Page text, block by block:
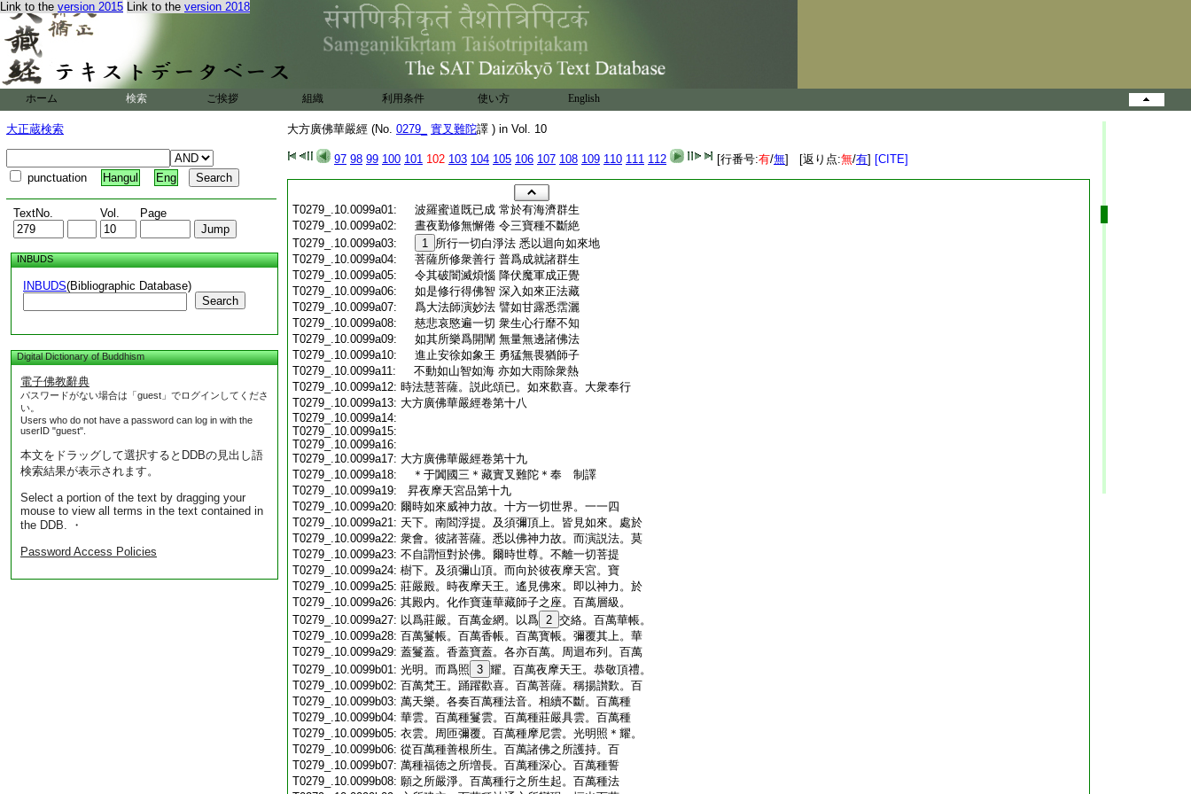
Link to the version 2015 Link to the version 2018
ホーム 検索 ご挨拶 組織 利用条件 使い方 English
大正蔵検索
punctuation Hangul Eng
TextNo. Vol. Page
INBUDS
INBUDS(Bibliographic Database)
Search
Digital Dictionary of Buddhism
電子佛教辭典
パスワードがない場合は「guest」でログインしてくださ
い。
Users who do not have a password can log in with the
userID "guest".
本文をドラッグして選択するとDDBの見出し語
検索結果が表示されます。
Select a portion of the text by dragging your
mouse to view all terms in the text contained in
the DDB. ・
Password Access Policies
大方廣佛華嚴經 (No. 0279_ 實叉難陀譯 ) in Vol. 10
97 98 99 100 101 102 103 104 105 106 107 108 109 110 111 112 [行番号:有/無] [返り点:無/有] [CITE]
T0279_.10.0099a01:
波羅蜜道既已成 常於有海濟群生
T0279_.10.0099a02:
晝夜勤修無懈倦 令三寶種不斷絶
T0279_.10.0099a03:
1 所行一切白淨法 悉以迴向如來地
T0279_.10.0099a04:
菩薩所修衆善行 普爲成就諸群生
T0279_.10.0099a05:
令其破闇滅煩惱 降伏魔軍成正覺
T0279_.10.0099a06:
如是修行得佛智 深入如來正法藏
T0279_.10.0099a07:
爲大法師演妙法 譬如甘露悉霑灑
T0279_.10.0099a08:
慈悲哀愍遍一切 衆生心行靡不知
T0279_.10.0099a09:
如其所樂爲開闡 無量無邊諸佛法
T0279_.10.0099a10:
進止安徐如象王 勇猛無畏猶師子
T0279_.10.0099a11:
不動如山智如海 亦如大雨除衆熱
T0279_.10.0099a12: 時法慧菩薩。説此頌已。如來歡喜。大衆奉行
T0279_.10.0099a13: 大方廣佛華嚴經卷第十八
T0279_.10.0099a14:
T0279_.10.0099a15:
T0279_.10.0099a16:
T0279_.10.0099a17: 大方廣佛華嚴經卷第十九
T0279_.10.0099a18:
＊于闐國三＊藏實叉難陀＊奉 制譯
T0279_.10.0099a19:
昇夜摩天宮品第十九
T0279_.10.0099a20: 爾時如來威神力故。十方一切世界。一一四
T0279_.10.0099a21: 天下。南閻浮提。及須彌頂上。皆見如來。處於
T0279_.10.0099a22: 衆會。彼諸菩薩。悉以佛神力故。而演説法。莫
T0279_.10.0099a23: 不自謂恒對於佛。爾時世尊。不離一切菩提
T0279_.10.0099a24: 樹下。及須彌山頂。而向於彼夜摩天宮。寶
T0279_.10.0099a25: 莊嚴殿。時夜摩天王。遙見佛來。即以神力。於
T0279_.10.0099a26: 其殿内。化作寶蓮華藏師子之座。百萬層級。
T0279_.10.0099a27: 以爲莊嚴。百萬金網。以爲 2 交絡。百萬華帳。
T0279_.10.0099a28: 百萬鬘帳。百萬香帳。百萬寳帳。彌覆其上。華
T0279_.10.0099a29: 蓋鬘蓋。香蓋寶蓋。各亦百萬。周迴布列。百萬
T0279_.10.0099b01: 光明。而爲照 3 耀。百萬夜摩天王。恭敬頂禮。
T0279_.10.0099b02: 百萬梵王。踊躍歡喜。百萬菩薩。稱揚讃歎。百
T0279_.10.0099b03: 萬天樂。各奏百萬種法音。相續不斷。百萬種
T0279_.10.0099b04: 華雲。百萬種鬘雲。百萬種莊嚴具雲。百萬種
T0279_.10.0099b05: 衣雲。周匝彌覆。百萬種摩尼雲。光明照＊耀。
T0279_.10.0099b06: 從百萬種善根所生。百萬諸佛之所護持。百
T0279_.10.0099b07: 萬種福徳之所増長。百萬種深心。百萬種誓
T0279_.10.0099b08: 願之所嚴淨。百萬種行之所生起。百萬種法